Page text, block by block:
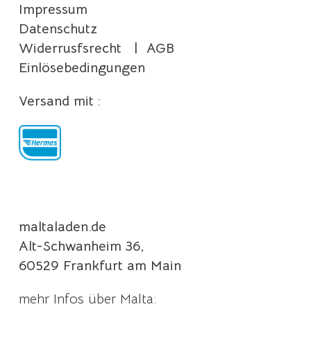
Impressum
Datenschutz
Widerrusfsrecht
AGB
Einlösebedingungen
Versand mit :
maltaladen.de
Alt-Schwanheim 36,
60529 Frankfurt am Main
mehr Infos über Malta: